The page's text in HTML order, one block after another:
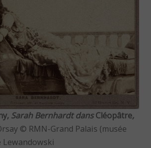
Sarah Bernhardt dansCléopâtre,
© RMN-Grand Palais (musée
Lewandowski